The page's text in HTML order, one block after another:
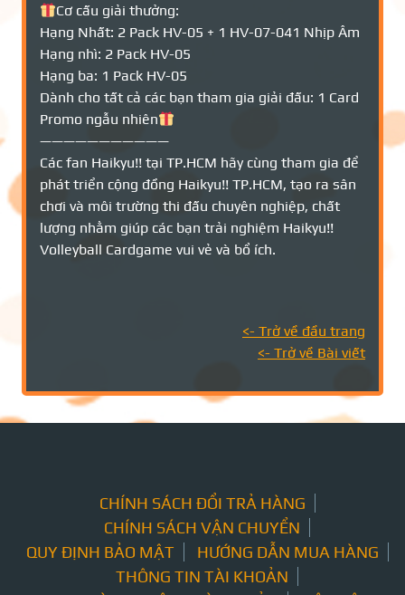
Cơ cấu giải thưởng:
Hạng Nhất: 2 Pack HV-05 + 1 HV-07-041 Nhịp Âm
Hạng nhì: 2 Pack HV-05
Hạng ba: 1 Pack HV-05
Dành cho tất cả các bạn tham gia giải đấu: 1 Card
Promo ngẫu nhiên
———————————
Các fan Haikyu!! tại TP.HCM hãy cùng tham gia để
phát triển cộng đồng Haikyu!! TP.HCM, tạo ra sân
chơi và môi trường thi đấu chuyên nghiệp, chất
lượng nhằm giúp các bạn trải nghiệm Haikyu!!
Volleyball Cardgame vui vẻ và bổ ích.
<- Trở về đầu trang
<- Trở về Bài viết
CHÍNH SÁCH ĐỔI TRẢ HÀNG
CHÍNH SÁCH VẬN CHUYỂN
QUY ĐỊNH BẢO MẬT
HƯỚNG DẪN MUA HÀNG
THÔNG TIN TÀI KHOẢN